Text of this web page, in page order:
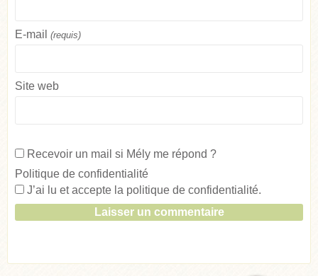
E-mail (requis)
Site web
Recevoir un mail si Mély me répond ?
Politique de confidentialité
J’ai lu et accepte la politique de confidentialité.